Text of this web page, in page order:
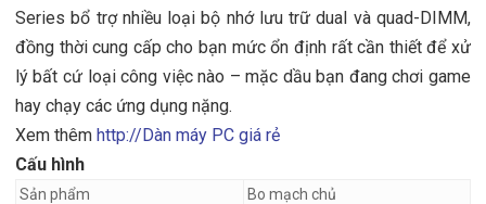
Series bổ trợ nhiều loại bộ nhớ lưu trữ dual và quad-DIMM,
đồng thời cung cấp cho bạn mức ổn định rất cần thiết để xử
lý bất cứ loại công việc nào – mặc dầu bạn đang chơi game
hay chạy các ứng dụng nặng.
Xem thêm http://Dàn máy PC giá rẻ
Cấu hình
Sản phẩm
Bo mạch chủ